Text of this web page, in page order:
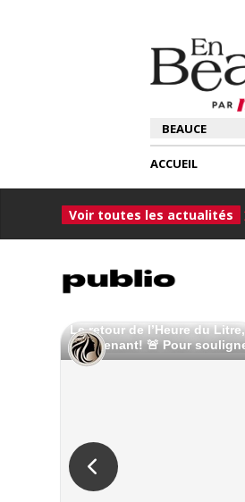
ACCUEIL
Voir toutes les actualités